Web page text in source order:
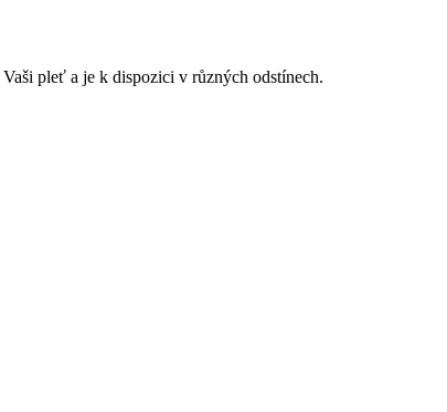
pleť a je k dispozici v různých odstínech.